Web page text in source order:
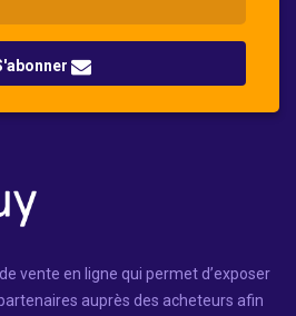
vente en ligne qui permet d’exposer
auprès des acheteurs afin